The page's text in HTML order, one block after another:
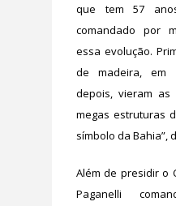
que tem 57
comandado por
essa evolução.
de madeira, em
depois, vieram
megas estruturas
símbolo da Bahia”,
Além de presidir o
Paganelli